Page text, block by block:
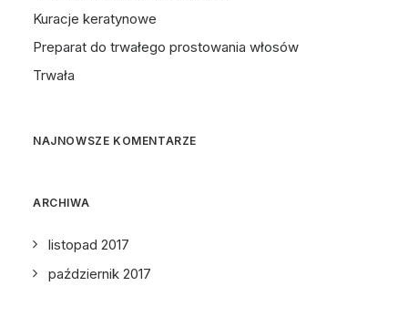
Kuracje keratynowe
Preparat do trwałego prostowania włosów
Trwała
NAJNOWSZE KOMENTARZE
ARCHIWA
listopad 2017
październik 2017